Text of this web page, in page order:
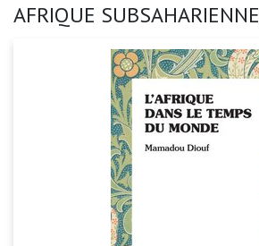
AFRIQUE SUBSAHARIENNE